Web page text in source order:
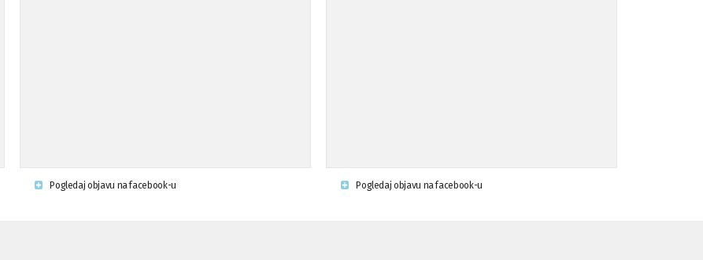
Pogledaj objavu na facebook-u Pogledaj objavu na facebook-u